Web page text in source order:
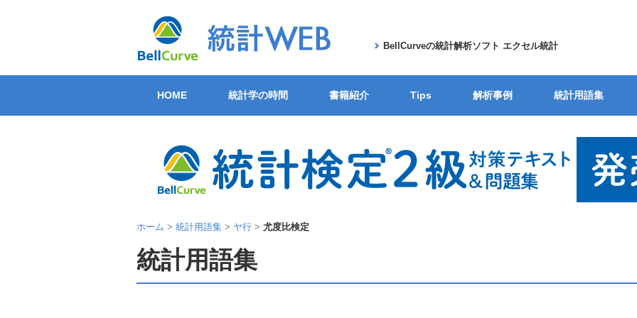
BellCurveの統計解析ソフト エクセル統計
HOME 統計学の時間 書籍紹介 Tips 解析事例 統計用語集
ホーム > 統計用語集 > ヤ行 > 尤度比検定
統計用語集